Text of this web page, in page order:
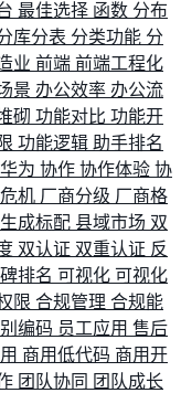
最佳选择 函数 分布
库分表 分类功能 分
业 前端 前端工程化
景 办公效率 办公流
砌 功能对比 功能开
功能逻辑 助手排名
华为 协作 协作体验 协
危机 厂商分级 厂商格
成标配 县域市场 双
双认证 双重认证 反
排名 可视化 可视化
限 合规管理 合规能
编码 员工应用 售后
商用低代码 商用开
团队协同
团队成长